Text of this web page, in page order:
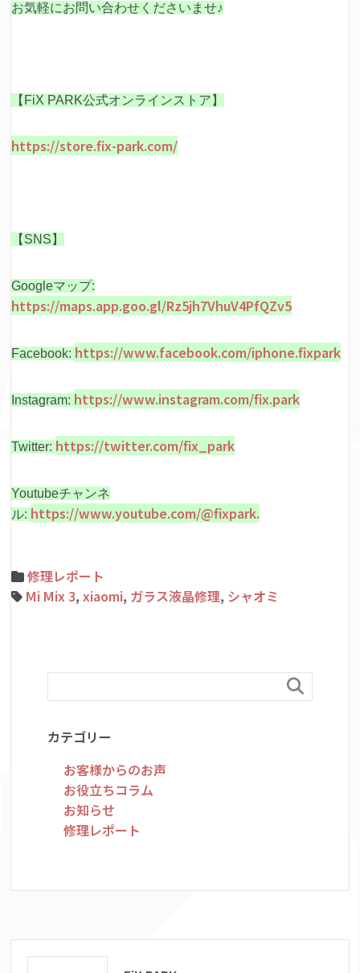
お気軽にお問い合わせくださいませ♪
【FiX PARK公式オンラインストア】
https://store.fix-park.com/
【SNS】
Googleマップ:
https://maps.app.goo.gl/Rz5jh7VhuV4PfQZv5
Facebook: https://www.facebook.com/iphone.fixpark
Instagram: https://www.instagram.com/fix.park
Twitter: https://twitter.com/fix_park
Youtubeチャンネ
ル: https://www.youtube.com/@fixpark.
修理レポート
Mi Mix 3,xiaomi, ガラス液晶修理, シャオミ

カテゴリー
お客様からのお声
お役立ちコラム
お知らせ
修理レポート